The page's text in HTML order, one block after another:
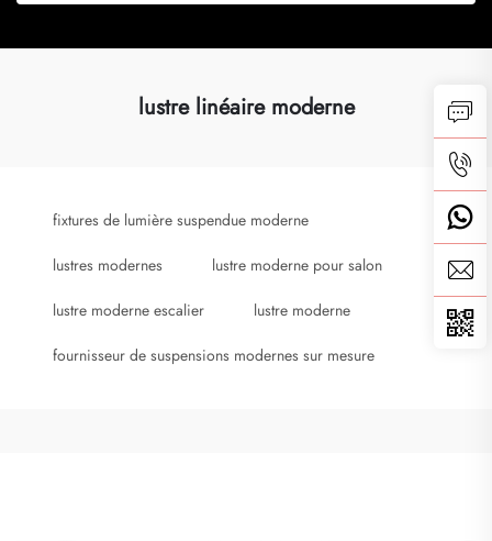
lustre linéaire moderne
fixtures de lumière suspendue moderne
lustres modernes lustre moderne pour salon
lustre moderne escalier lustre moderne
fournisseur de suspensions modernes sur mesure